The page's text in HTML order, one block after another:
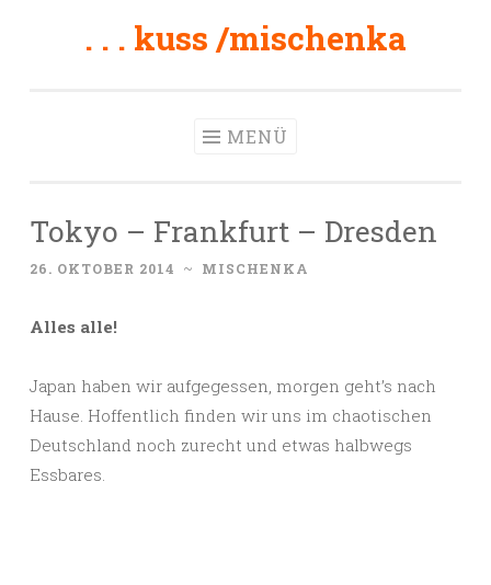
. . . kuss /mischenka
MENÜ
Tokyo – Frankfurt – Dresden
26. OKTOBER 2014 ~ MISCHENKA
Alles alle!
Japan haben wir aufgegessen, morgen geht’s nach
Hause. Hoffentlich finden wir uns im chaotischen
Deutschland noch zurecht und etwas halbwegs
Essbares.